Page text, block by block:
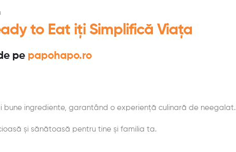
to Eat iți Simplifică Viața
pe papohapo.ro
bune ingrediente, garantând o experiență culinară de neegalat.
și sănătoasă pentru tine și familia ta.